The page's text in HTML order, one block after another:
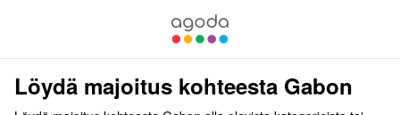
Löydä majoitus kohteesta Gabon